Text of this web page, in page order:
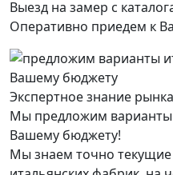
Выезд на замер с
Оперативно приедем к
Экспертное знание
Мы предложим варианты
Вашему бюджету!
Мы знаем точно текущие